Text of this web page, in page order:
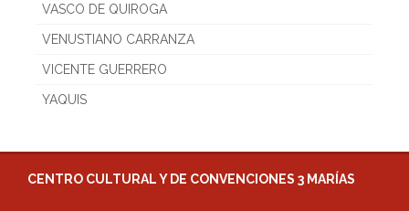
VASCO DE QUIROGA
VENUSTIANO CARRANZA
VICENTE GUERRERO
YAQUIS
CENTRO CULTURAL Y DE CONVENCIONES 3 MARÍAS